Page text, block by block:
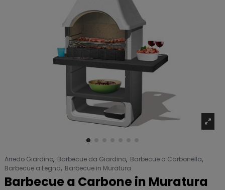
Arredo Giardino, Barbecue da Giardino, Barbecue a Carbonella,
Barbecue a Legna, Barbecue in Muratura
Barbecue a Carbone in Muratura